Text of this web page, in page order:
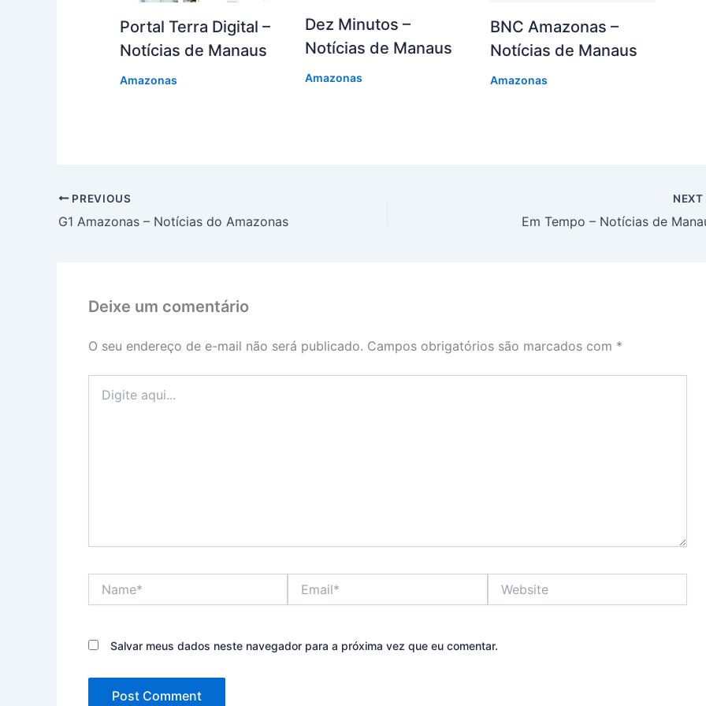
Portal Terra Digital –
Notícias de Manaus
Amazonas
Dez Minutos –
Notícias de Manaus
Amazonas
BNC Amazonas –
Notícias de Manaus
Amazonas
PREVIOUS
G1 Amazonas – Notícias do Amazonas
NEXT
Em Tempo – Notícias de
Deixe um comentário
O seu endereço de e-mail não será publicado. Campos obrigatórios são marcados com *
aqui...
Salvar meus dados neste navegador para a próxima vez que eu comentar.